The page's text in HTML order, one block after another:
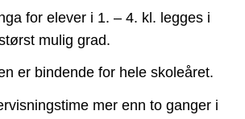
for elever i 1. – 4. kl. legges i
mulig grad.
er bindende for hele skoleåret.
mer enn to ganger i